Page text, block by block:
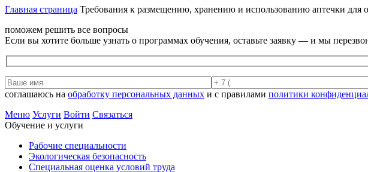
Главная страница Требования к размещению, хранению и использованию аптечки
поможем решить все вопросы
Если вы хотите больше узнать о программах обучения, оставьте заявку — и мы
соглашаюсь на обработку персональных данных и с правилами политики
Меню Услуги Войти Связаться
Обучение и услуги
Рабочие специальности
Экологическая безопасность
Специальная оценка условий труда